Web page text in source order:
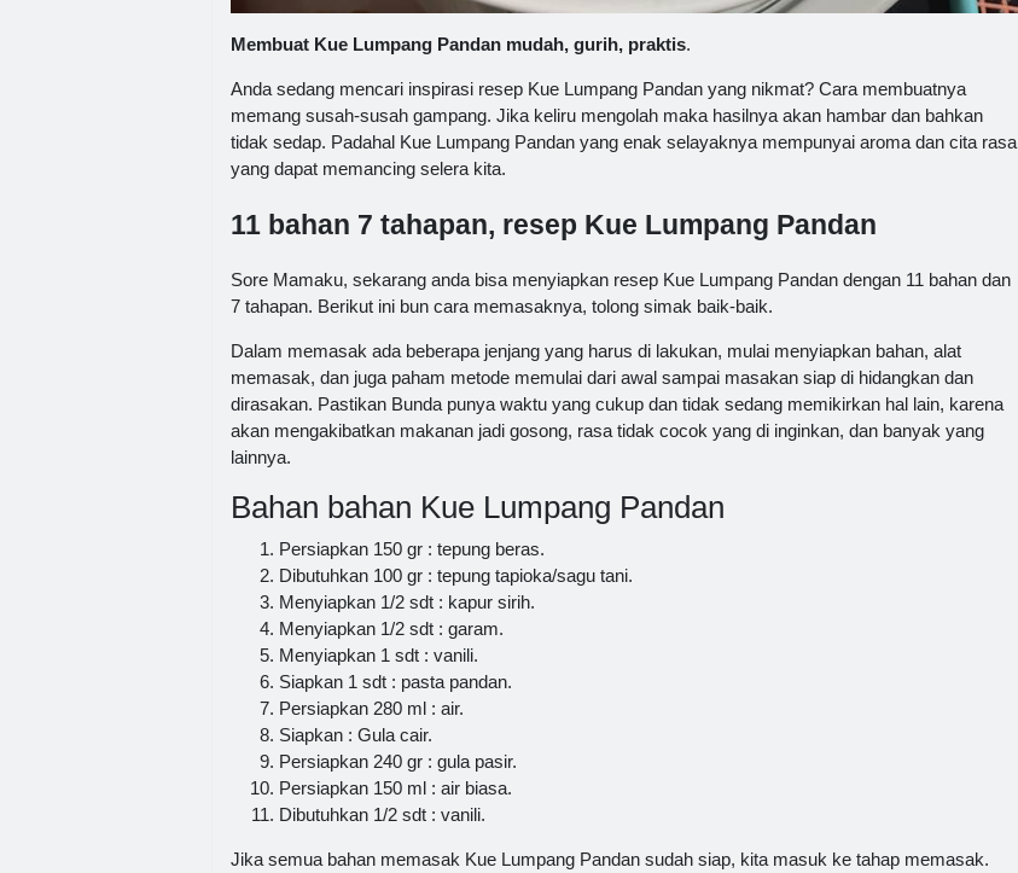
Membuat Kue Lumpang Pandan mudah, gurih, praktis.
Anda sedang mencari inspirasi resep Kue Lumpang Pandan yang nikmat? Cara membuatnya
memang susah-susah gampang. Jika keliru mengolah maka hasilnya akan hambar dan bahkan
tidak sedap. Padahal Kue Lumpang Pandan yang enak selayaknya mempunyai aroma dan cita rasa
yang dapat memancing selera kita.
11 bahan 7 tahapan, resep Kue Lumpang Pandan
Sore Mamaku, sekarang anda bisa menyiapkan resep Kue Lumpang Pandan dengan 11 bahan dan
7 tahapan. Berikut ini bun cara memasaknya, tolong simak baik-baik.
Dalam memasak ada beberapa jenjang yang harus di lakukan, mulai menyiapkan bahan, alat
memasak, dan juga paham metode memulai dari awal sampai masakan siap di hidangkan dan
dirasakan. Pastikan Bunda punya waktu yang cukup dan tidak sedang memikirkan hal lain, karena
akan mengakibatkan makanan jadi gosong, rasa tidak cocok yang di inginkan, dan banyak yang
lainnya.
Bahan bahan Kue Lumpang Pandan
Persiapkan 150 gr : tepung beras.
Dibutuhkan 100 gr : tepung tapioka/sagu tani.
Menyiapkan 1/2 sdt : kapur sirih.
Menyiapkan 1/2 sdt : garam.
Menyiapkan 1 sdt : vanili.
Siapkan 1 sdt : pasta pandan.
Persiapkan 280 ml : air.
Siapkan : Gula cair.
Persiapkan 240 gr : gula pasir.
Persiapkan 150 ml : air biasa.
Dibutuhkan 1/2 sdt : vanili.
Jika semua bahan memasak Kue Lumpang Pandan sudah siap, kita masuk ke tahap memasak.